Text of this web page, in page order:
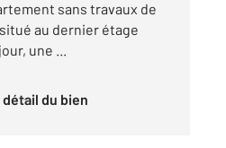
sans travaux de
au dernier étage
une ...
détail du bien